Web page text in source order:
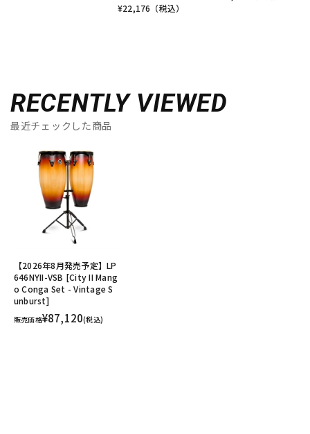
¥22,176 （税込）
RECENTLY VIEWED
最近チェックした商品
【2026年8月発売予定】LP
646NYII-VSB [City II Mang
o Conga Set - Vintage S
unburst]
販売価格¥87,120(税込)